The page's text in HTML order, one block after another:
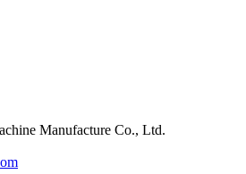
Manufacture Co., Ltd.